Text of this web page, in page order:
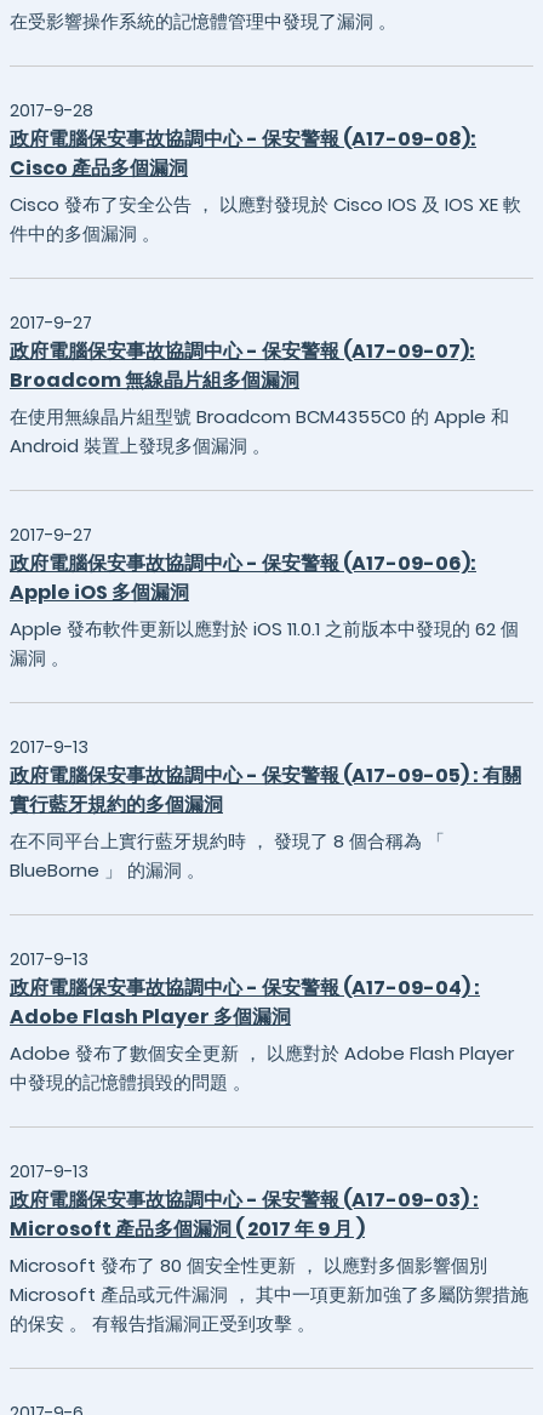
在受影響操作系統的記憶體管理中發現了漏洞 。
2017-9-28
政府電腦保安事故協調中心 - 保安警報 (A17-09-08):
Cisco 產品多個漏洞
Cisco 發布了安全公告 ， 以應對發現於 Cisco IOS 及 IOS XE 軟
件中的多個漏洞 。
2017-9-27
政府電腦保安事故協調中心 - 保安警報 (A17-09-07):
Broadcom 無線晶片組多個漏洞
在使用無線晶片組型號 Broadcom BCM4355C0 的 Apple 和
Android 裝置上發現多個漏洞 。
2017-9-27
政府電腦保安事故協調中心 - 保安警報 (A17-09-06):
Apple iOS 多個漏洞
Apple 發布軟件更新以應對於 iOS 11.0.1 之前版本中發現的 62 個
漏洞 。
2017-9-13
政府電腦保安事故協調中心 - 保安警報 (A17-09-05) : 有關
實行藍牙規約的多個漏洞
在不同平台上實行藍牙規約時 ， 發現了 8 個合稱為 「
BlueBorne 」 的漏洞 。
2017-9-13
政府電腦保安事故協調中心 - 保安警報 (A17-09-04) :
Adobe Flash Player 多個漏洞
Adobe 發布了數個安全更新 ， 以應對於 Adobe Flash Player
中發現的記憶體損毀的問題 。
2017-9-13
政府電腦保安事故協調中心 - 保安警報 (A17-09-03) :
Microsoft 產品多個漏洞 ( 2017 年 9 月 )
Microsoft 發布了 80 個安全性更新 ， 以應對多個影響個別
Microsoft 產品或元件漏洞 ， 其中一項更新加強了多屬防禦措施
的保安 。 有報告指漏洞正受到攻擊 。